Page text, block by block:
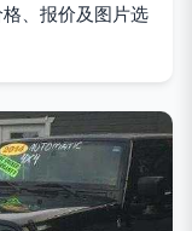
、报价及图片选